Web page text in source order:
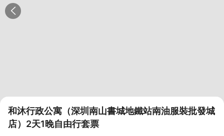
和沐行政公寓（深圳南山書城地鐵站南油服裝批發城
店）2天1晚自由行套票